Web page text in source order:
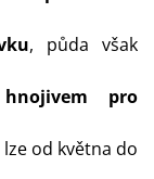
, půda však
pro
od května do